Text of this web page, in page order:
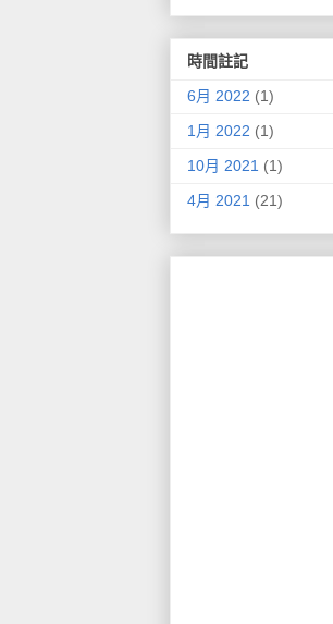
時間註記
6月 2022 (1)
1月 2022 (1)
10月 2021 (1)
4月 2021 (21)